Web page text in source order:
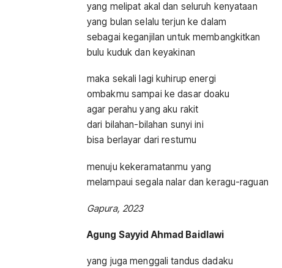
yang melipat akal dan seluruh kenyataan
yang bulan selalu terjun ke dalam
sebagai keganjilan untuk membangkitkan
bulu kuduk dan keyakinan
maka sekali lagi kuhirup energi
ombakmu sampai ke dasar doaku
agar perahu yang aku rakit
dari bilahan-bilahan sunyi ini
bisa berlayar dari restumu
menuju kekeramatanmu yang
melampaui segala nalar dan keragu-raguan
Gapura, 2023
Agung Sayyid Ahmad Baidlawi
yang juga menggali tandus dadaku